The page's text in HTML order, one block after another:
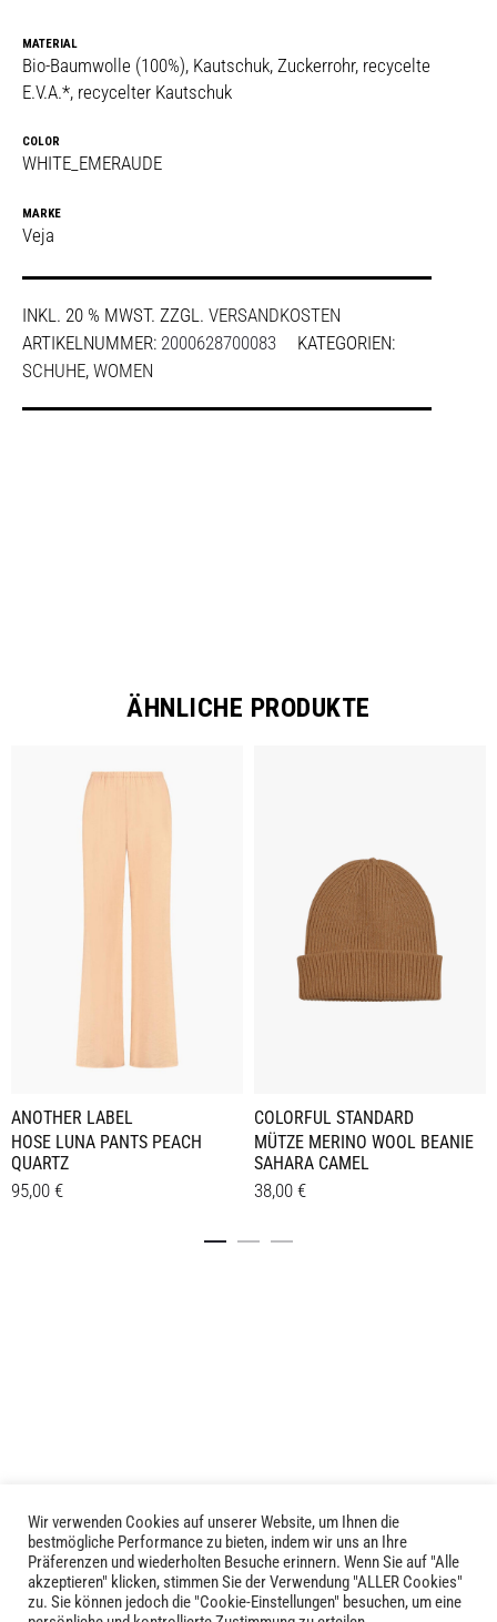
MATERIAL
Bio-Baumwolle (100%), Kautschuk, Zuckerrohr, recycelte
E.V.A.*, recycelter Kautschuk
COLOR
WHITE_EMERAUDE
MARKE
Veja
INKL. 20 % MWST. ZZGL. VERSANDKOSTEN
ARTIKELNUMMER: 2000628700083
KATEGORIEN:
SCHUHE, WOMEN
ÄHNLICHE PRODUKTE
ANOTHER LABEL
HOSE LUNA PANTS PEACH
QUARTZ
95,00 €
Produktseite
gewählt
werden
COLORFUL STANDARD
MÜTZE MERINO WOOL BEANIE
SAHARA CAMEL
38,00 €
LIVID © 2024
Kontakt
Wir verwenden Cookies auf unserer Website, um Ihnen die
bestmögliche Performance zu bieten, indem wir uns an Ihre
Präferenzen und wiederholten Besuche erinnern. Wenn Sie auf "Alle
akzeptieren" klicken, stimmen Sie der Verwendung "ALLER Cookies"
zu. Sie können jedoch die "Cookie-Einstellungen" besuchen, um eine